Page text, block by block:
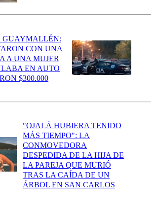
GUAYMALLÉN:
CON UNA
A UNA MUJER
EN AUTO
$300.000
"OJALÁ HUBIERA TENIDO
MÁS TIEMPO": LA
CONMOVEDORA
DESPEDIDA DE LA HIJA DE
LA PAREJA QUE MURIÓ
TRAS LA CAÍDA DE UN
ÁRBOL EN SAN CARLOS